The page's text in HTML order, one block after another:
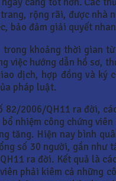
rộng rãi, được nhà
bảo đảm giải quyết
khoảng thời gian
việc hướng dẫn hồ sơ,
dịch, hợp đồng và
pháp luật.
82/2006/QH11 ra đời,
nhiệm công chứng
tăng. Hiện nay bình
số 30 người, gần như
ra đời. Kết quả là
phải kiêm cả những